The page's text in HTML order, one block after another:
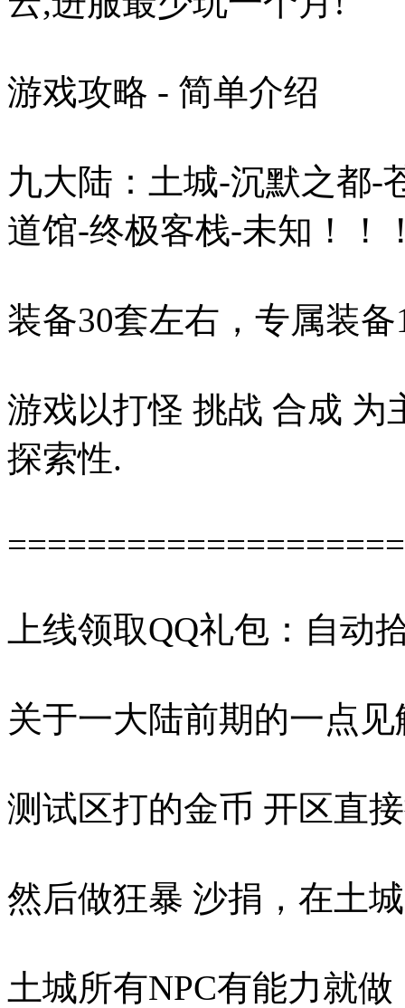
游戏攻略 - 简单介绍
九大陆：土城-沉默之都-
道馆-终极客栈-未知！！
装备30套左右，专属装
游戏以打怪 挑战 合成 为
探索性.
上线领取QQ礼包：自动
关于一大陆前期的一点见
测试区打的金币 开区直
然后做狂暴 沙捐，在土
土城所有NPC有能力就